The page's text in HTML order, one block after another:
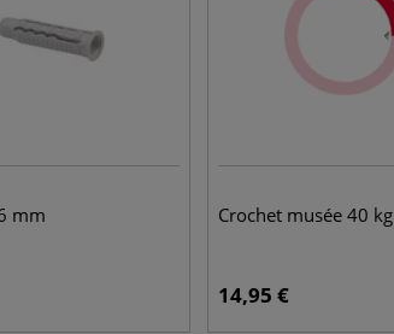
mm Crochet musée 40 kg
14,95 €